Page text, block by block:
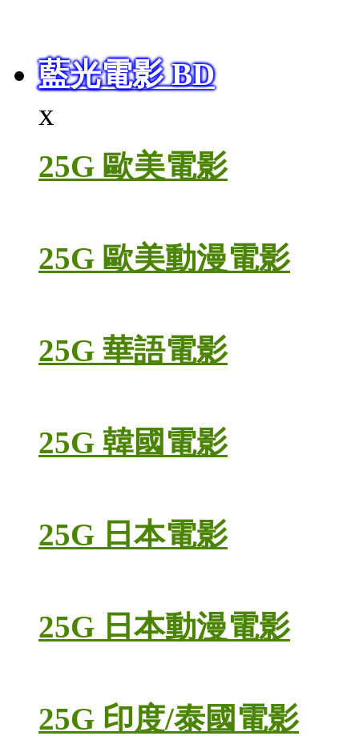
藍光電影 BD
x
25G 歐美電影
25G 歐美動漫電影
25G 華語電影
25G 韓國電影
25G 日本電影
25G 日本動漫電影
25G 印度/泰國電影